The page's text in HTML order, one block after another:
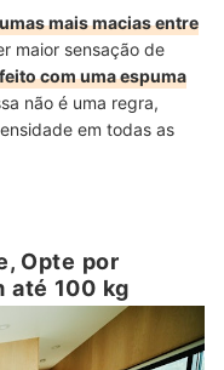
mais macias entre
maior sensação de
com uma espuma
não é uma regra,
em todas as
Opte por
até 100 kg